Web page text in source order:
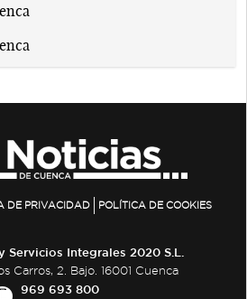
DE PRIVACIDAD POLÍTICA DE COOKIES
Servicios Integrales 2020 S.L.
Carros, 2. Bajo. 16001 Cuenca
969 693 800